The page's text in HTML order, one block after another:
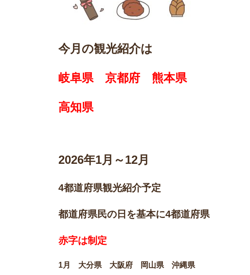
今月の観光紹介は
岐阜県 京都府 熊本県
高知県
2026年1月～12月
4都道府県観光紹介予定
都道府県民の日を基本に4都道府県
赤字は制定
1月 大分県 大阪府 岡山県 沖縄県